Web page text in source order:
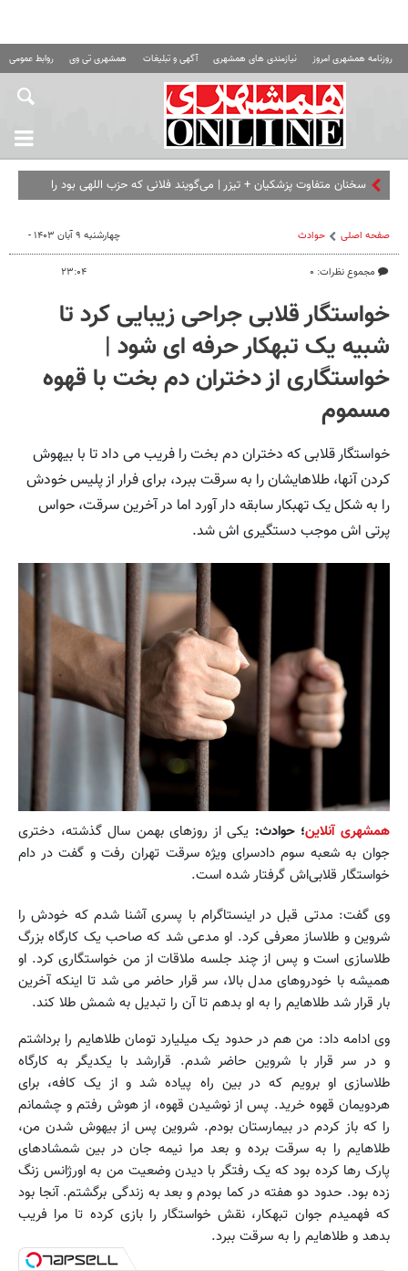
روزنامه همشهری امروز نیازمندی های همشهری آگهی و تبلیغات همشهری تی وی روابط عمومی
سخنان متفاوت پزشکیان + تیزر | می‌گویند فلانی که حزب اللهی بود را
صفحه اصلی حوادث
مجموع نظرات: ۰
چهارشنبه ۹ آبان ۱۴۰۳ -
۲۳:۰۴
خواستگار قلابی جراحی زیبایی کرد تا
شبیه یک تبهکار حرفه ای شود |
خواستگاری از دختران دم بخت با قهوه
مسموم
خواستگار قلابی که دختران دم بخت را فریب می داد تا با بیهوش
کردن آنها، طلاهایشان را به سرقت ببرد، برای فرار از پلیس خودش
را به شکل یک تهبکار سابقه دار آورد اما در آخرین سرقت، حواس
پرتی اش موجب دستگیری اش شد.
همشهری آنلاین؛ حوادث: یکی از روزهای بهمن سال گذشته، دختری
جوان به شعبه سوم دادسرای ویژه سرقت تهران رفت و گفت در دام
خواستگار قلابی‌اش گرفتار شده است.
وی گفت: مدتی قبل در اینستاگرام با پسری آشنا شدم که خودش را
شروین و طلاساز معرفی کرد. او مدعی شد که صاحب یک کارگاه بزرگ
طلاسازی است و پس از چند جلسه ملاقات از من خواستگاری کرد. او
همیشه با خودروهای مدل بالا، سر قرار حاضر می شد تا اینکه آخرین
بار قرار شد طلاهایم را به او بدهم تا آن را تبدیل به شمش طلا کند.
وی ادامه داد: من هم در حدود یک میلیارد تومان طلاهایم را برداشتم
و در سر قرار با شروین حاضر شدم. قرارشد با یکدیگر به کارگاه
طلاسازی او برویم که در بین راه پیاده شد و از یک کافه، برای
هردویمان قهوه خرید. پس از نوشیدن قهوه، از هوش رفتم و چشمانم
را که باز کردم در بیمارستان بودم. شروین پس از بیهوش شدن من،
طلاهایم را به سرقت برده و بعد مرا نیمه جان در بین شمشادهای
پارک رها کرده بود که یک رفتگر با دیدن وضعیت من به اورژانس زنگ
زده بود. حدود دو هفته در کما بودم و بعد به زندگی برگشتم. آنجا بود
که فهمیدم جوان تبهکار، ‌نقش خواستگار را بازی کرده تا مرا فریب
بدهد و طلاهایم را به سرقت ببرد.